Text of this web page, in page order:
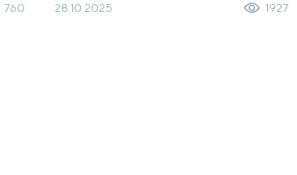
760 28.10.2025 1927